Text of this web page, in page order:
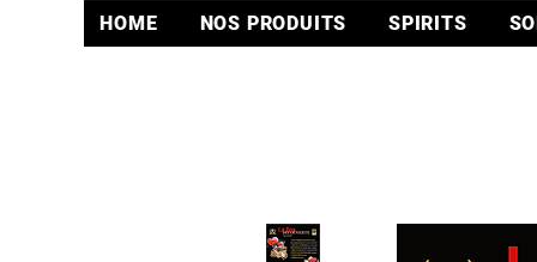
HOME NOS PRODUITS SPIRITS